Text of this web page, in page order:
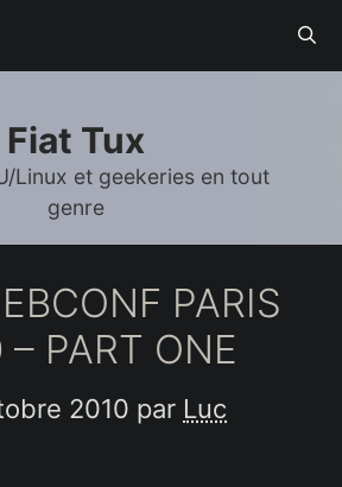
Fiat Tux
Linux et geekeries en tout
genre
PARIS
– PART ONE
2010 par Luc